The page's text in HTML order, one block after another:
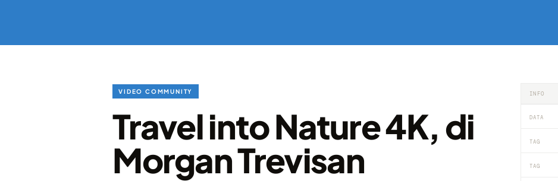
VIDEO COMMUNITY
Travel into Nature 4K, di
Morgan Trevisan
INFO
DATA
TAG
TAG